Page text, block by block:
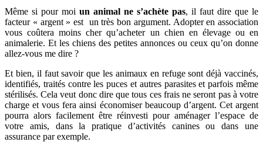
Même si pour moi un animal ne s’achète pas, il faut dire que le
facteur « argent » est un très bon argument. Adopter en association
vous coûtera moins cher qu’acheter un chien en élevage ou en
animalerie. Et les chiens des petites annonces ou ceux qu’on donne
allez-vous me dire ?
Et bien, il faut savoir que les animaux en refuge sont déjà vaccinés,
identifiés, traités contre les puces et autres parasites et parfois même
stérilisés. Cela veut donc dire que tous ces frais ne seront pas à votre
charge et vous fera ainsi économiser beaucoup d’argent. Cet argent
pourra alors facilement être réinvesti pour aménager l’espace de
votre amis, dans la pratique d’activités canines ou dans une
assurance par exemple.